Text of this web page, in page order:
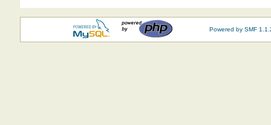
Powered by SMF